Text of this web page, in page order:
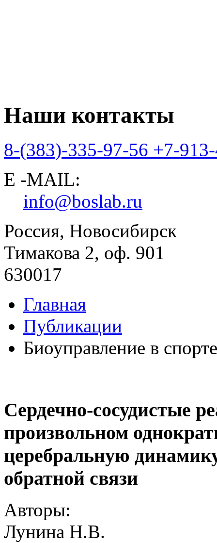
Наши контакты
8-(383)-335-97-56 +7-
E -MAIL:
info@boslab.ru
Россия, Новосибирск
Тимакова 2, оф. 901
630017
Главная
Публикации
Биоуправление в спорте
Сердечно-сосудистые
произвольном
церебральную
обратной связи
Авторы:
Лунина Н.В.